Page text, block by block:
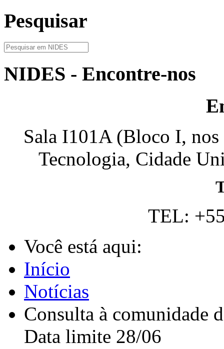
Pesquisar
NIDES - Encontre-nos
Sala I101A (Bloco I,
Tecnologia, Cidade
TEL:
Você está aqui:
Início
Notícias
Consulta à comunidade
Data limite 28/06